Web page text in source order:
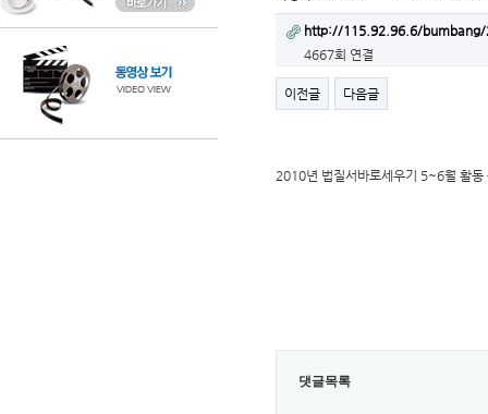
http://115.92.96.6/
4667회 연결
이전글 다음글
2010년 법질서바로세우기 5~6월 활동
댓글목록